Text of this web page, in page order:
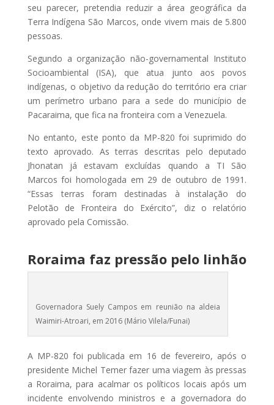
seu parecer, pretendia reduzir a área geográfica da
Terra Indígena São Marcos, onde vivem mais de 5.800
pessoas.
Segundo a organização não-governamental Instituto
Socioambiental (ISA), que atua junto aos povos
indígenas, o objetivo da redução do território era criar
um perímetro urbano para a sede do município de
Pacaraima, que fica na fronteira com a Venezuela.
No entanto, este ponto da MP-820 foi suprimido do
texto aprovado. As terras descritas pelo deputado
Jhonatan já estavam excluídas quando a TI São
Marcos foi homologada em 29 de outubro de 1991.
“Essas terras foram destinadas à instalação do
Pelotão de Fronteira do Exército”, diz o relatório
aprovado pela Comissão.
Roraima faz pressão pelo linhão
Governadora Suely Campos em reunião na aldeia
Waimiri-Atroari, em 2016 (Mário Vilela/Funai)
A MP-820 foi publicada em 16 de fevereiro, após o
presidente Michel Temer fazer uma viagem às pressas
a Roraima, para acalmar os políticos locais após um
incidente envolvendo ministros e a governadora do